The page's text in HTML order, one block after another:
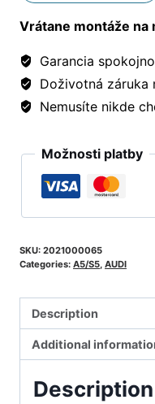
Vrátane montáže na
Garancia
Doživotná záruka
Nemusíte nikde
Možnosti platby
SKU: 2021000065
Categories: A5/S5 AUDI
Description
Additional
Description